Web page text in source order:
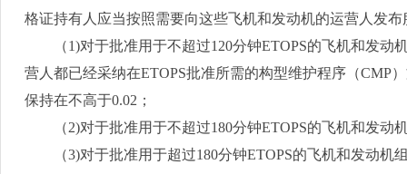
格证持有人应当按照需要向这些飞机和发动机的运营人发
（1)对于批准用于不超过120分钟ETOPS的飞机和发动
营人都已经采纳在ETOPS批准所需的构型维护程序（CMP
保持在不高于0.02 ；
（2)对于批准用于不超过180分钟ETOPS的飞机和发动
（3)对于批准用于超过180分钟ETOPS的飞机和发动机